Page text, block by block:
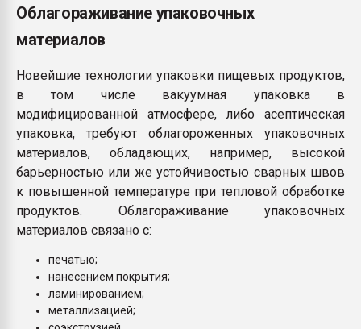
Облагораживание упаковочных
материалов
Новейшие технологии упаковки пищевых продуктов,
в том числе вакуумная упаковка в
модифицированной атмосфере, либо асептическая
упаковка, требуют облагороженных упаковочных
материалов, обладающих, например, высокой
барьерностью или же устойчивостью сварных швов
к повышенной температуре при тепловой обработке
продуктов. Облагораживание упаковочных
материалов связано с:
печатью;
нанесением покрытия;
ламинированием;
металлизацией;